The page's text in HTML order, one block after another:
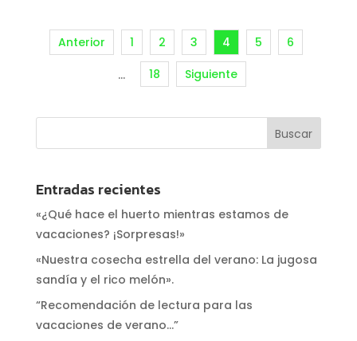
Anterior 1 2 3 4 5 6
… 18 Siguiente
Entradas recientes
«¿Qué hace el huerto mientras estamos de
vacaciones? ¡Sorpresas!»
«Nuestra cosecha estrella del verano: La jugosa
sandía y el rico melón».
“Recomendación de lectura para las
vacaciones de verano…”